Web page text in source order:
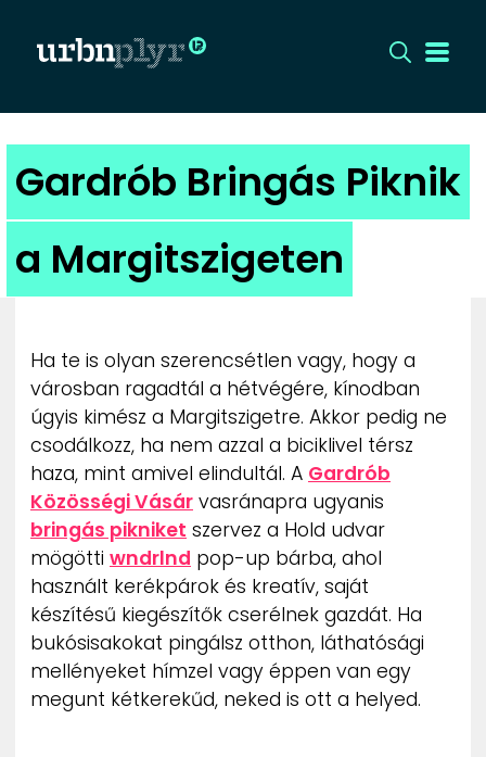
CÍMLAP
DIZÁJN
DIVAT
HIP
KULT
UTCA
ZENE
MÉDIAAJÁNLAT
IMPRESSZUM
PR-ARCHÍVUM
ADATKEZELÉSI TÁJÉKOZTATÓ
Gardrób Bringás Piknik
a Margitszigeten
Ha te is olyan szerencsétlen vagy, hogy a
városban ragadtál a hétvégére, kínodban
úgyis kimész a Margitszigetre. Akkor pedig ne
csodálkozz, ha nem azzal a biciklivel térsz
haza, mint amivel elindultál. A Gardrób
Közösségi Vásár vasránapra ugyanis
bringás pikniket szervez a Hold udvar
mögötti wndrlnd pop-up bárba, ahol
használt kerékpárok és kreatív, saját
készítésű kiegészítők cserélnek gazdát. Ha
bukósisakokat pingálsz otthon, láthatósági
mellényeket hímzel vagy éppen van egy
megunt kétkerekűd, neked is ott a helyed.